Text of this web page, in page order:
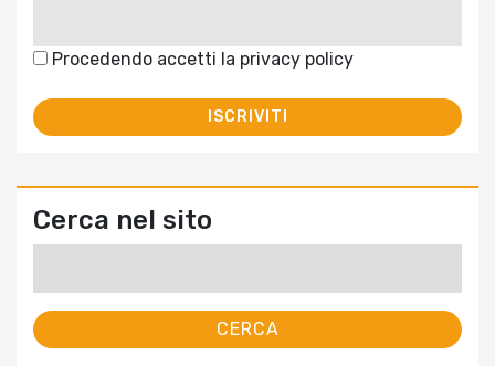
Procedendo accetti la privacy policy
Cerca nel sito